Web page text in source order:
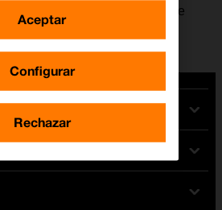
el móvil está completamente
vida útil de la batería.
Configurar
Rechazar
Aceptar